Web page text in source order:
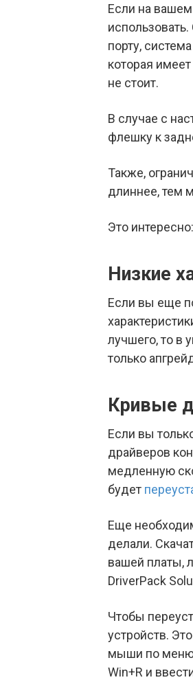
Если на вашем
порту,
которая
не стоит.
В случае с
флешку к
Также,
длиннее, тем
Это интересно:
Низкие
Если вы еще
лучшего, то в
только
Кривые
Если вы
драйверов
медленную
будет
Еще
делали.
вашей платы,
DriverPack
Чтобы
устройств.
мыши по меню
Win+R и